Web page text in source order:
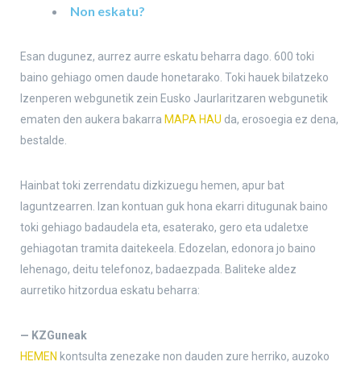
Non eskatu?
Esan dugunez, aurrez aurre eskatu beharra dago. 600 toki
baino gehiago omen daude honetarako. Toki hauek bilatzeko
Izenperen webgunetik zein Eusko Jaurlaritzaren webgunetik
ematen den aukera bakarra MAPA HAU da, erosoegia ez dena,
bestalde.
Hainbat toki zerrendatu dizkizuegu hemen, apur bat
laguntzearren. Izan kontuan guk hona ekarri ditugunak baino
toki gehiago badaudela eta, esaterako, gero eta udaletxe
gehiagotan tramita daitekeela. Edozelan, edonora jo baino
lehenago, deitu telefonoz, badaezpada. Baliteke aldez
aurretiko hitzordua eskatu beharra:
— KZGuneak
HEMEN kontsulta zenezake non dauden zure herriko, auzoko